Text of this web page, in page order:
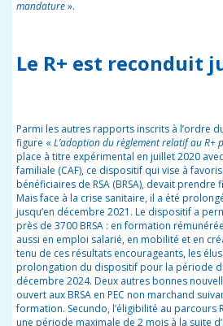
mandature».
Le R+ est reconduit
Parmi les autres rapports inscrits à l’ordre
figure « L’adoption du règlement relatif au R+
place à titre expérimental en juillet 2020
familiale (CAF), ce dispositif qui vise à
bénéficiaires de RSA (BRSA), devait prendre
Mais face à la crise sanitaire, il a été
jusqu’en décembre 2021. Le dispositif a
près de 3700 BRSA : en formation
aussi en emploi salarié, en mobilité et en
tenu de ces résultats encourageants, les
prolongation du dispositif pour la période
décembre 2024. Deux autres bonnes
ouvert aux BRSA en PEC non marchand
formation. Secundo, l’éligibilité au parcours
une période maximale de 2 mois à la suite